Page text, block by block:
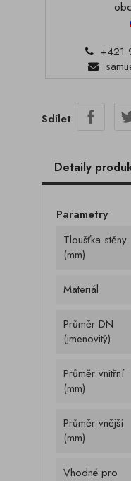
+421
Sdílet
Detaily
Parametry
Tloušťka stěny
(mm)
Materiál
Průměr DN
(jmenovitý)
Průměr vnitřní
(mm)
Průměr vnější
(mm)
Vhodné pro